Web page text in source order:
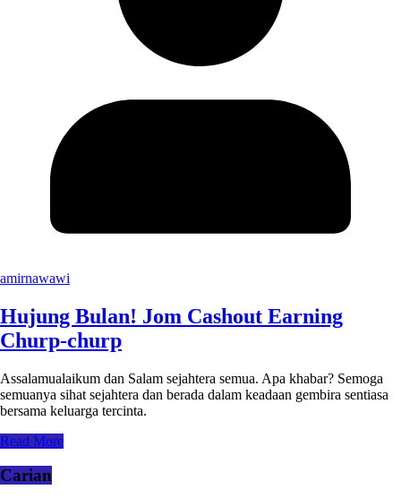
amirnawawi
Hujung Bulan! Jom Cashout Earning
Churp-churp
Assalamualaikum dan Salam sejahtera semua. Apa khabar? Semoga
semuanya sihat sejahtera dan berada dalam keadaan gembira sentiasa
bersama keluarga tercinta.
Read More
Carian